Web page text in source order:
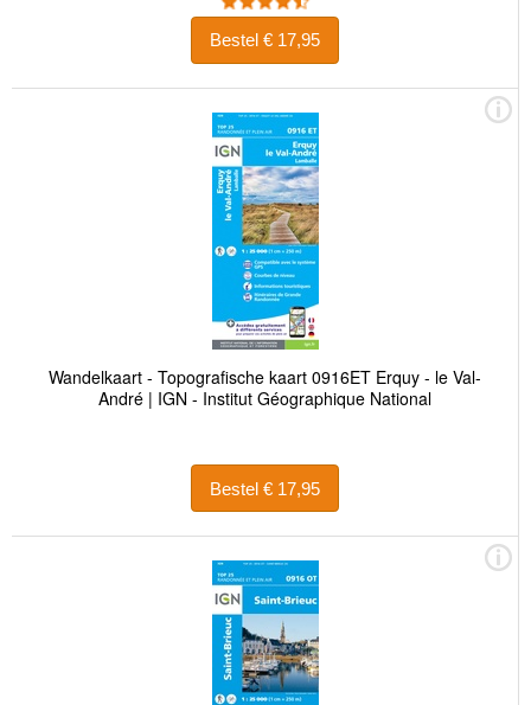
Bestel € 17,95
Wandelkaart - Topografische kaart 0916ET Erquy - le Val-
André | IGN - Institut Géographique National
Bestel € 17,95